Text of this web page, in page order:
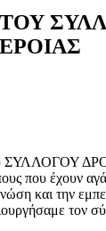
ΣΥΛΛΟΓΟΥ
που έχουν
και την
τον